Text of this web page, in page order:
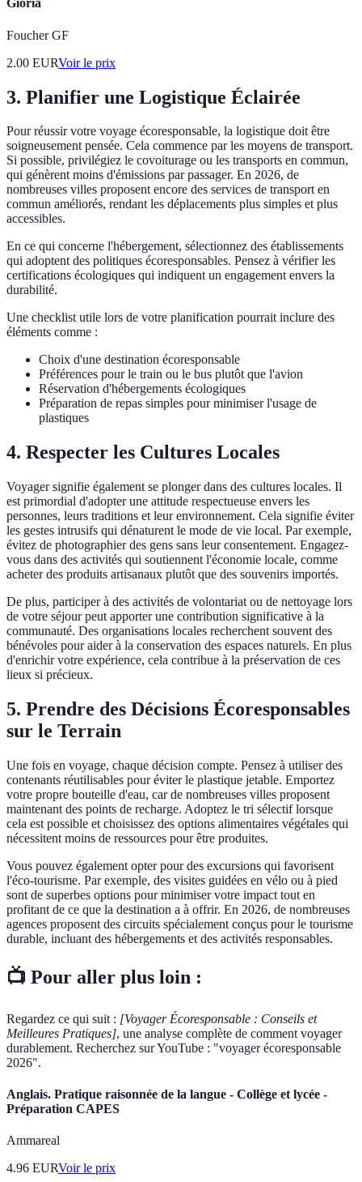
Gioria
Foucher GF
2.00 EURVoir le prix
3. Planifier une Logistique Éclairée
Pour réussir votre voyage écoresponsable, la logistique doit être
soigneusement pensée. Cela commence par les moyens de transport.
Si possible, privilégiez le covoiturage ou les transports en commun,
qui génèrent moins d'émissions par passager. En 2026, de
nombreuses villes proposent encore des services de transport en
commun améliorés, rendant les déplacements plus simples et plus
accessibles.
En ce qui concerne l'hébergement, sélectionnez des établissements
qui adoptent des politiques écoresponsables. Pensez à vérifier les
certifications écologiques qui indiquent un engagement envers la
durabilité.
Une checklist utile lors de votre planification pourrait inclure des
éléments comme :
Choix d'une destination écoresponsable
Préférences pour le train ou le bus plutôt que l'avion
Réservation d'hébergements écologiques
Préparation de repas simples pour minimiser l'usage de
plastiques
4. Respecter les Cultures Locales
Voyager signifie également se plonger dans des cultures locales. Il
est primordial d'adopter une attitude respectueuse envers les
personnes, leurs traditions et leur environnement. Cela signifie éviter
les gestes intrusifs qui dénaturent le mode de vie local. Par exemple,
évitez de photographier des gens sans leur consentement. Engagez-
vous dans des activités qui soutiennent l'économie locale, comme
acheter des produits artisanaux plutôt que des souvenirs importés.
De plus, participer à des activités de volontariat ou de nettoyage lors
de votre séjour peut apporter une contribution significative à la
communauté. Des organisations locales recherchent souvent des
bénévoles pour aider à la conservation des espaces naturels. En plus
d'enrichir votre expérience, cela contribue à la préservation de ces
lieux si précieux.
5. Prendre des Décisions Écoresponsables
sur le Terrain
Une fois en voyage, chaque décision compte. Pensez à utiliser des
contenants réutilisables pour éviter le plastique jetable. Emportez
votre propre bouteille d'eau, car de nombreuses villes proposent
maintenant des points de recharge. Adoptez le tri sélectif lorsque
cela est possible et choisissez des options alimentaires végétales qui
nécessitent moins de ressources pour être produites.
Vous pouvez également opter pour des excursions qui favorisent
l'éco-tourisme. Par exemple, des visites guidées en vélo ou à pied
sont de superbes options pour minimiser votre impact tout en
profitant de ce que la destination a à offrir. En 2026, de nombreuses
agences proposent des circuits spécialement conçus pour le tourisme
durable, incluant des hébergements et des activités responsables.
📺 Pour aller plus loin :
Regardez ce qui suit : [Voyager Écoresponsable : Conseils et
Meilleures Pratiques], une analyse complète de comment voyager
durablement. Recherchez sur YouTube : "voyager écoresponsable
2026".
Anglais. Pratique raisonnée de la langue - Collège et lycée -
Préparation CAPES
Ammareal
4.96 EURVoir le prix